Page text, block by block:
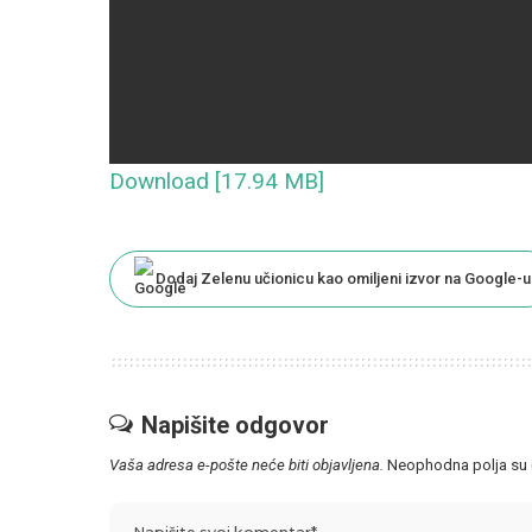
Download [17.94 MB]
Dodaj Zelenu učionicu kao omiljeni izvor na Google-u
Napišite odgovor
Vaša adresa e-pošte neće biti objavljena. Neophodna polja su